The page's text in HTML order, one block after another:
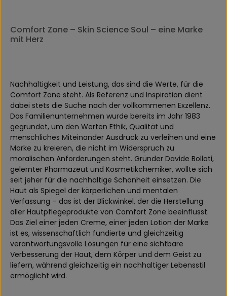
Comfort Zone – Skin Science Soul – eine Marke
mit Herz
Nachhaltigkeit und Leistung, das sind die Werte, für die
Comfort Zone steht. Als Referenz und Inspiration dient
dabei stets die Suche nach der vollkommenen Exzellenz.
Das Familienunternehmen wurde bereits im Jahr 1983
gegründet, um den Werten Ethik, Qualität und
menschliches Miteinander Ausdruck zu verleihen und eine
Marke zu kreieren, die nicht im Widerspruch zu
moralischen Anforderungen steht. Gründer Davide Bollati,
gelernter Pharmazeut und Kosmetikchemiker, wollte sich
seit jeher für die nachhaltige Schönheit einsetzen. Die
Haut als Spiegel der körperlichen und mentalen
Verfassung – das ist der Blickwinkel, der die Herstellung
aller Hautpflegeprodukte von Comfort Zone beeinflusst.
Das Ziel einer jeden Creme, einer jeden Lotion der Marke
ist es, wissenschaftlich fundierte und gleichzeitig
verantwortungsvolle Lösungen für eine sichtbare
Verbesserung der Haut, dem Körper und dem Geist zu
liefern, während gleichzeitig ein nachhaltiger Lebensstil
ermöglicht wird.